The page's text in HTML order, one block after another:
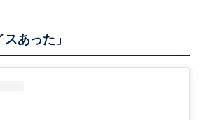
あった」